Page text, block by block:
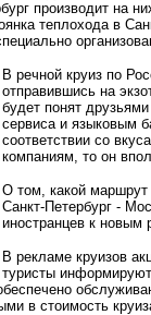
производит на
теплохода в
В речной круиз по
отправившись на
будет понят
сервиса и языковым
соответствии со
компаниям, то он
О том, какой маршрут
Санкт-Петербург -
иностранцев к новым
В рекламе круизов
туристы
в стоимость